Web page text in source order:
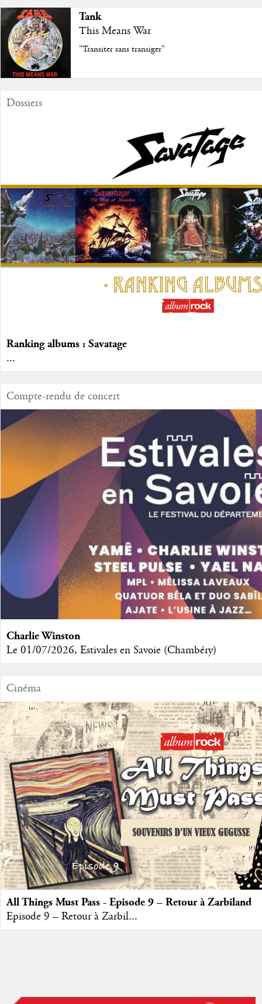
Tank
This Means War
"Transiter sans transiger"
Dossiers
Ranking albums : Savatage
...
Compte-rendu de concert
Charlie Winston
Le 01/07/2026, Estivales en Savoie (Chambéry)
Cinéma
All Things Must Pass - Episode 9 – Retour à Zarbiland
Episode 9 – Retour à Zarbil...